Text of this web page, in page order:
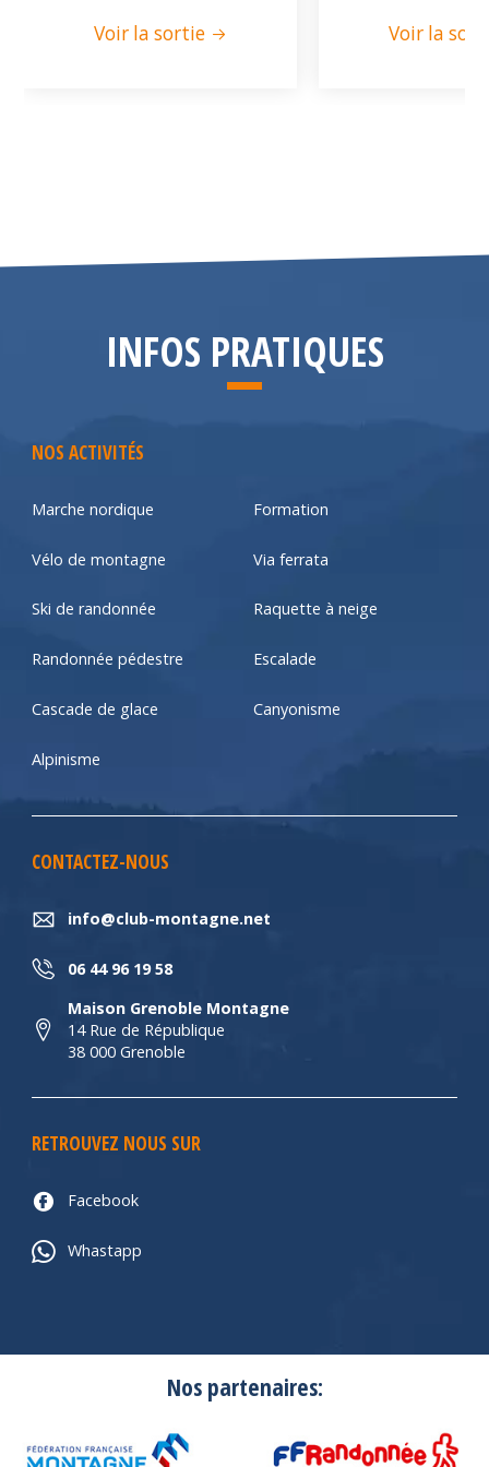
Voir la sortie Voir la
INFOS PRATIQUES
NOS ACTIVITÉS
Marche nordique Formation
Vélo de montagne Via ferrata
Ski de randonnée Raquette à neige
Randonnée pédestre Escalade
Cascade de glace Canyonisme
Alpinisme
CONTACTEZ-NOUS
info@club-montagne.net
06 44 96 19 58
Maison Grenoble Montagne
14 Rue de République
38 000 Grenoble
RETROUVEZ NOUS SUR
Facebook
Whastapp
Nos partenaires: